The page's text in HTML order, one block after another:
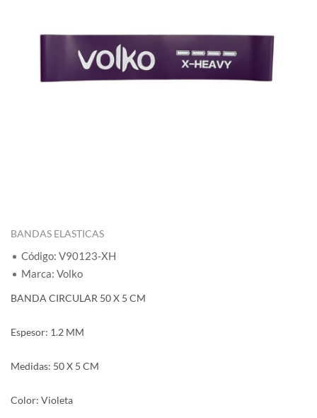
BANDAS ELASTICAS
Código: V90123-XH
Marca: Volko
BANDA CIRCULAR 50 X 5 CM
Espesor: 1.2 MM
Medidas: 50 X 5 CM
Color: Violeta